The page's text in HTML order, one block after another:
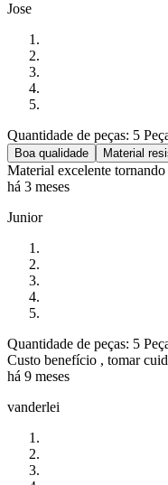
Jose
Quantidade de peças: 5
Boa qualidade Material
Material excelente tornando
há 3 meses
Junior
Quantidade de peças: 5
Custo benefício , tomar
há 9 meses
vanderlei